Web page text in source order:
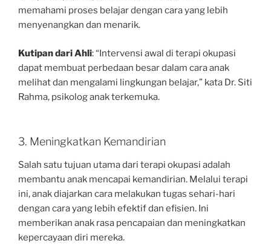
memahami proses belajar dengan cara yang lebih
menyenangkan dan menarik.
Kutipan dari Ahli: “Intervensi awal di terapi okupasi
dapat membuat perbedaan besar dalam cara anak
melihat dan mengalami lingkungan belajar,” kata Dr. Siti
Rahma, psikolog anak terkemuka.
3. Meningkatkan Kemandirian
Salah satu tujuan utama dari terapi okupasi adalah
membantu anak mencapai kemandirian. Melalui terapi
ini, anak diajarkan cara melakukan tugas sehari-hari
dengan cara yang lebih efektif dan efisien. Ini
memberikan anak rasa pencapaian dan meningkatkan
kepercayaan diri mereka.